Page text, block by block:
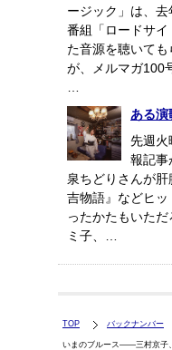
ージック」は、
番組「ロードサ
た音源を聴いて
が、メルマガ100
ある演
先週火
報記事
泉ちどりさんが
吉物語』などヒ
ったかたもいた
ミ子、…
TOP バックナンバー
いまのブルース――三村京子